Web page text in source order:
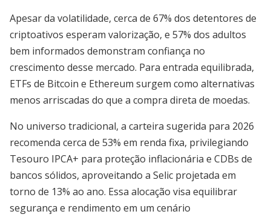
Apesar da volatilidade, cerca de 67% dos detentores de
criptoativos esperam valorização, e 57% dos adultos
bem informados demonstram confiança no
crescimento desse mercado. Para entrada equilibrada,
ETFs de Bitcoin e Ethereum surgem como alternativas
menos arriscadas do que a compra direta de moedas.
No universo tradicional, a carteira sugerida para 2026
recomenda cerca de 53% em renda fixa, privilegiando
Tesouro IPCA+ para proteção inflacionária e CDBs de
bancos sólidos, aproveitando a Selic projetada em
torno de 13% ao ano. Essa alocação visa equilibrar
segurança e rendimento em um cenário